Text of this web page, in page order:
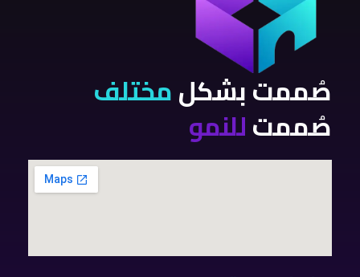
صُممت بشكلمختلف
صُممتللنمو